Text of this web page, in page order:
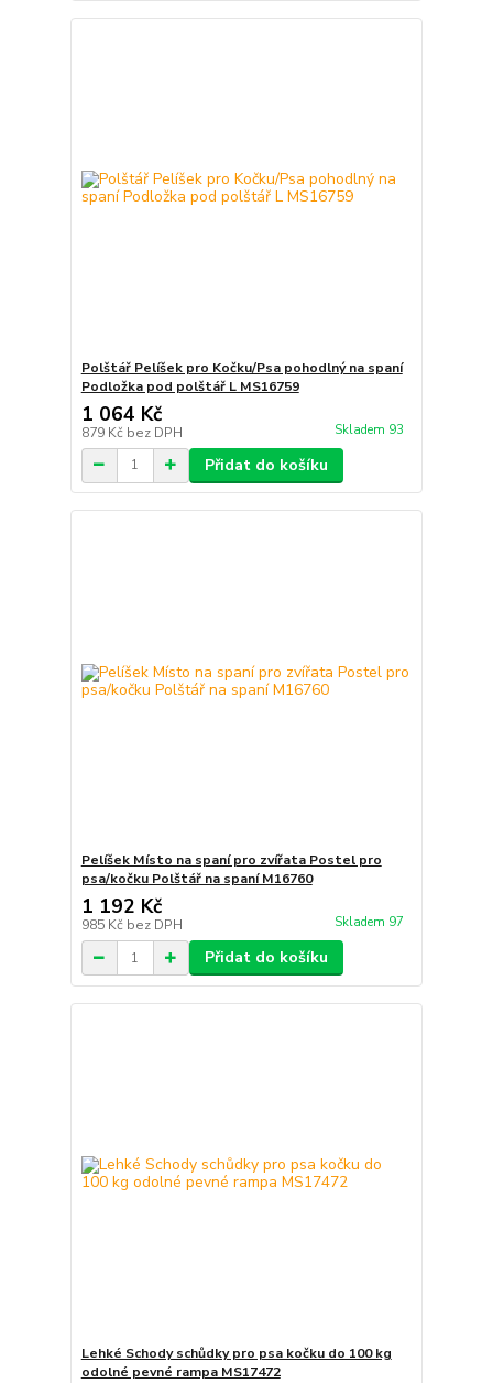
Polštář Pelíšek pro Kočku/Psa pohodlný na spaní
Podložka pod polštář L MS16759
1 064 Kč
879 Kč bez DPH Skladem 93
Přidat do košíku
Pelíšek Místo na spaní pro zvířata Postel pro
psa/kočku Polštář na spaní M16760
1 192 Kč
985 Kč bez DPH Skladem 97
Přidat do košíku
Lehké Schody schůdky pro psa kočku do 100 kg
odolné pevné rampa MS17472